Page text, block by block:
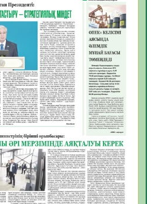
54
туралы
52
мәлімет
51
облысы полиция
мыңнан астам
қамтамасыз етті
63
ҰРПАҚ –
АТТЫ КЕҢЕЙТІЛГЕН